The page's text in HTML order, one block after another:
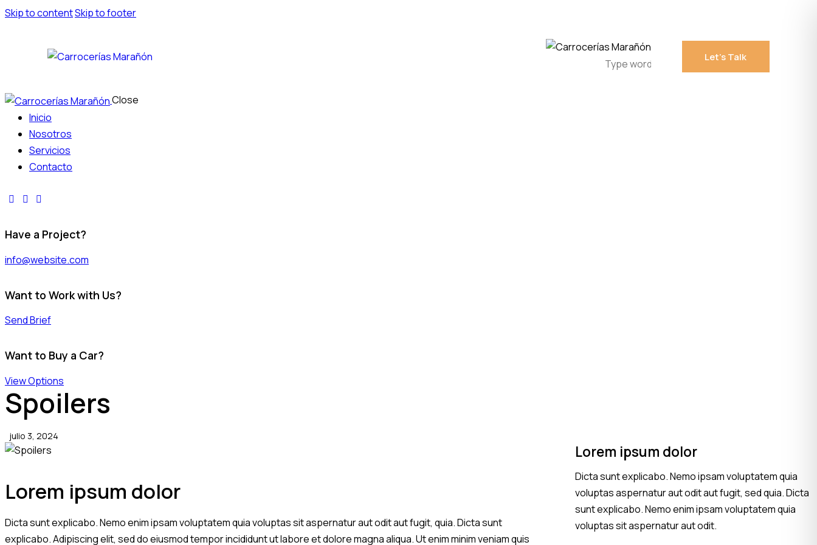
Skip to contentSkip to footer
Let’s Talk
Close
Inicio
Nosotros
Servicios
Contacto
Have a Project?
info@website.com
Want to Work with Us?
Send Brief
Want to Buy a Car?
View Options
Spoilers
julio 3, 2024
Lorem ipsum dolor
Dicta sunt explicabo. Nemo enim ipsam voluptatem quia voluptas sit aspernatur aut odit aut fugit, quia. Dicta sunt
explicabo. Adipiscing elit, sed do eiusmod tempor incididunt ut labore et dolore magna aliqua. Ut enim minim veniam quis
Lorem ipsum dolor
Dicta sunt explicabo. Nemo ipsam voluptatem quia
voluptas aspernatur aut odit aut fugit, sed quia. Dicta
sunt explicabo. Nemo enim ipsam voluptatem quia
voluptas sit aspernatur aut odit.